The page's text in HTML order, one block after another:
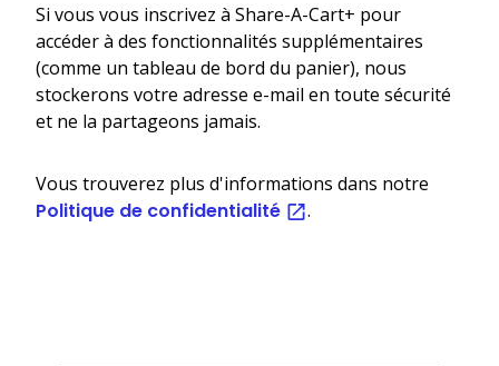
Si vous vous inscrivez à Share-A-Cart+ pour
accéder à des fonctionnalités supplémentaires
(comme un tableau de bord du panier), nous
stockerons votre adresse e-mail en toute sécurité
et ne la partageons jamais.
Vous trouverez plus d'informations dans notre
Politique de confidentialité .